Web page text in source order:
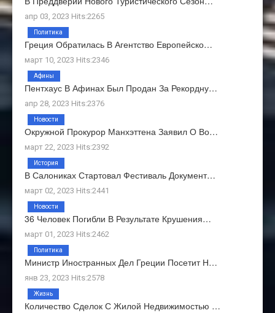
апр 03, 2023 Hits:2265
Греция Обратилась В Агентство Европейско…
март 10, 2023 Hits:2346
Политика
Пентхаус В Афинах Был Продан За Рекордну…
апр 28, 2023 Hits:2376
Афины
Окружной Прокурор Манхэттена Заявил О Во…
март 22, 2023 Hits:2392
Новости
В Салониках Стартовал Фестиваль Документ…
март 02, 2023 Hits:2441
История
36 Человек Погибли В Результате Крушения…
март 01, 2023 Hits:2462
Новости
Министр Иностранных Дел Греции Посетит Н…
янв 23, 2023 Hits:2578
Политика
Количество Сделок С Жилой Недвижимостью …
Жизнь